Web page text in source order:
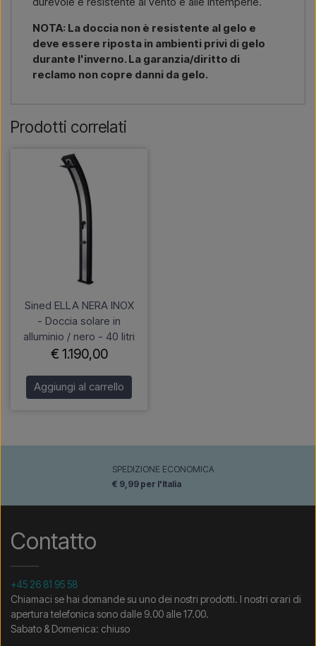
NOTA: La doccia non è resistente al gelo e
deve essere riposta in ambienti privi di gelo
durante l'inverno. La garanzia/diritto di
reclamo non copre danni da gelo.
Prodotti correlati
Sined ELLA NERA INOX
- Doccia solare in
alluminio / nero - 40 litri
€ 1.190,00
Aggiungi al carrello
SPEDIZIONE ECONOMICA
€ 9,99 per l'Italia
Contatto
+45 26 81 95 58
Chiamaci se hai domande su uno dei nostri prodotti. I nostri orari di
apertura telefonica sono dalle 9.00 alle 17.00.
Sabato & Domenica: chiuso